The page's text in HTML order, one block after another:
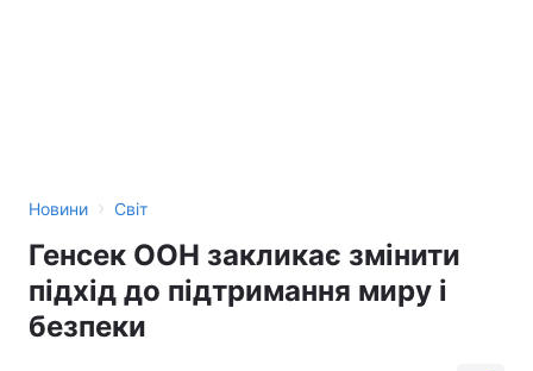
Новини › Світ
Генсек ООН закликає змінити
підхід до підтримання миру і
безпеки